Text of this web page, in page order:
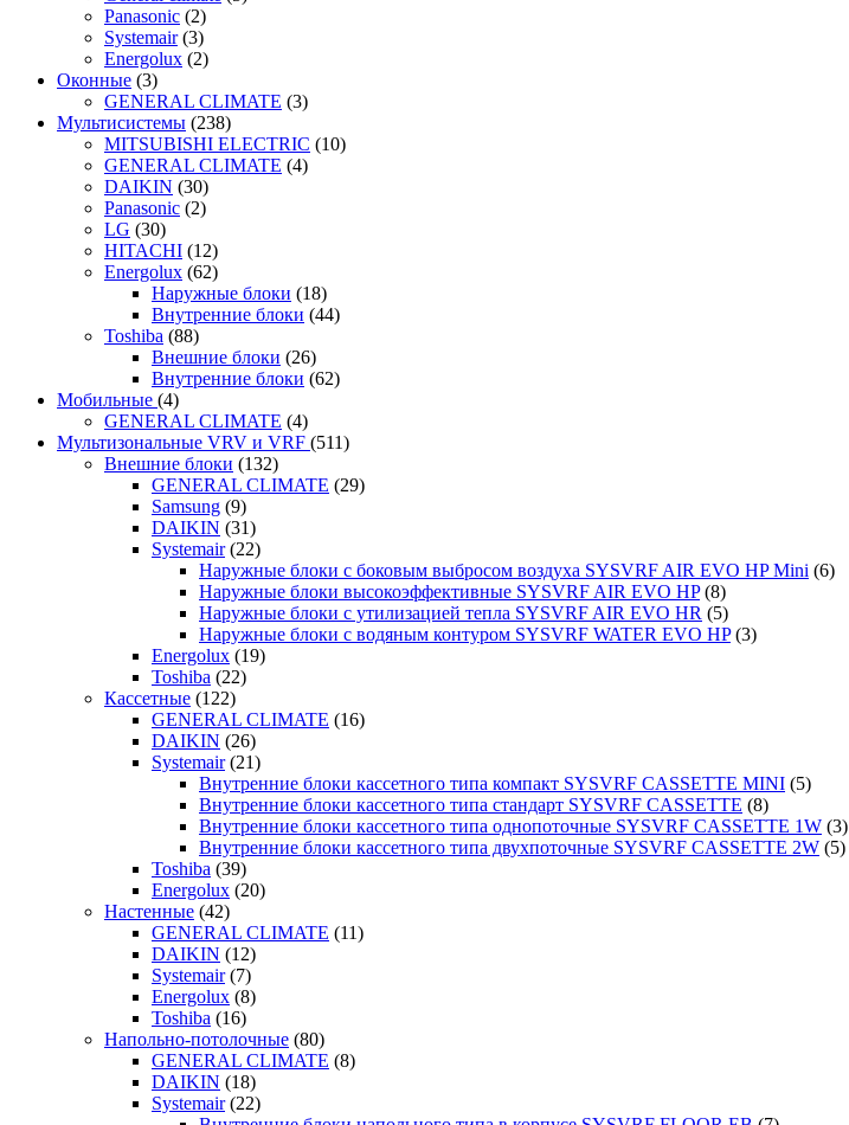
Panasonic (2)
Systemair (3)
Energolux (2)
Оконные (3)
GENERAL CLIMATE (3)
Мультисистемы (238)
MITSUBISHI ELECTRIC (10)
GENERAL CLIMATE (4)
DAIKIN (30)
Panasonic (2)
LG (30)
HITACHI (12)
Energolux (62)
Наружные блоки (18)
Внутренние блоки (44)
Toshiba (88)
Внешние блоки (26)
Внутренние блоки (62)
Мобильные (4)
GENERAL CLIMATE (4)
Мультизональные VRV и VRF (511)
Внешние блоки (132)
GENERAL CLIMATE (29)
Samsung (9)
DAIKIN (31)
Systemair (22)
Наружные блоки с боковым выбросом воздуха SYSVRF AIR EVO HP Mini (6)
Наружные блоки высокоэффективные SYSVRF AIR EVO HP (8)
Наружные блоки с утилизацией тепла SYSVRF AIR EVO HR (5)
Наружные блоки с водяным контуром SYSVRF WATER EVO HP (3)
Energolux (19)
Toshiba (22)
Кассетные (122)
GENERAL CLIMATE (16)
DAIKIN (26)
Systemair (21)
Внутренние блоки кассетного типа компакт SYSVRF CASSETTE MINI (5)
Внутренние блоки кассетного типа стандарт SYSVRF CASSETTE (8)
Внутренние блоки кассетного типа однопоточные SYSVRF CASSETTE 1W (3)
Внутренние блоки кассетного типа двухпоточные SYSVRF CASSETTE 2W (5)
Toshiba (39)
Energolux (20)
Настенные (42)
GENERAL CLIMATE (11)
DAIKIN (12)
Systemair (7)
Energolux (8)
Toshiba (16)
Напольно-потолочные (80)
GENERAL CLIMATE (8)
DAIKIN (18)
Systemair (22)